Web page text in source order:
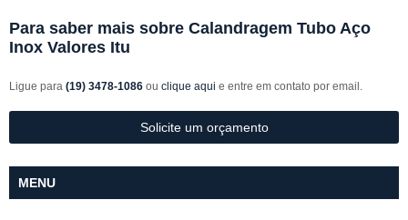
Para saber mais sobre Calandragem Tubo Aço
Inox Valores Itu
Ligue para (19) 3478-1086 ou clique aqui e entre em contato por email.
Solicite um orçamento
MENU